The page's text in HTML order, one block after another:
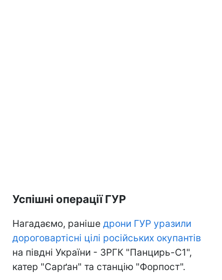
Успішні операції ГУР
Нагадаємо, раніше дрони ГУР уразили
дороговартісні цілі російських окупантів
на півдні України - ЗРГК "Панцирь-С1",
катер "Сарґан" та станцію "Форпост".